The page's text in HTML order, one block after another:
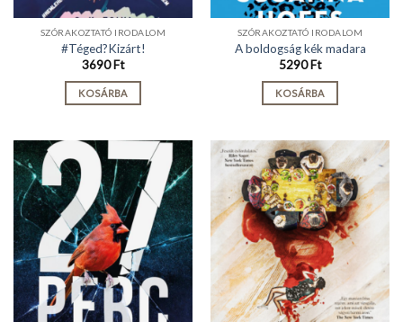
SZÓRAKOZTATÓ IRODALOM
#Téged?Kizárt!
3690Ft
KOSÁRBA
SZÓRAKOZTATÓ IRODALOM
A boldogság kék madara
5290Ft
KOSÁRBA